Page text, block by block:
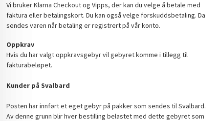
Vi bruker Klarna Checkout og Vipps, der kan du velge å betale med
faktura eller betalingskort. Du kan også velge forskuddsbetaling. Da
sendes varen når betaling er registrert på vår konto.
Oppkrav
Hvis du har valgt oppkravsgebyr vil gebyret komme i tillegg til
fakturabeløpet.
Kunder på Svalbard
Posten har innført et eget gebyr på pakker som sendes til Svalbard.
Av denne grunn blir hver bestilling belastet med dette gebyret som